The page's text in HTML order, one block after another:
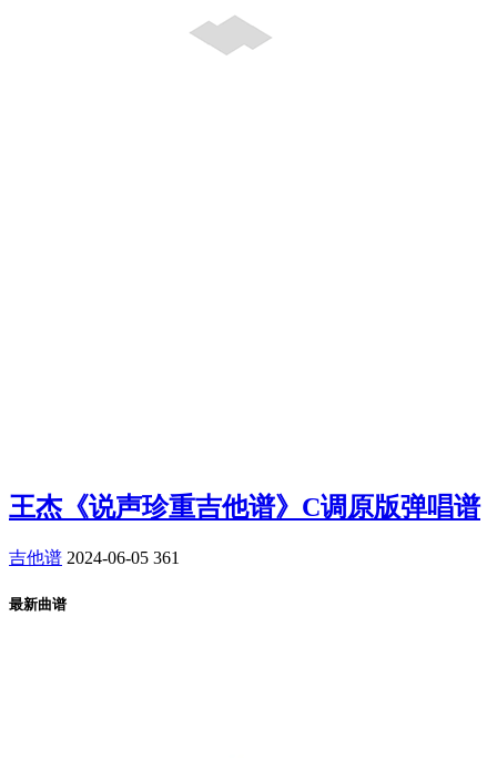
王杰《说声珍重吉他谱》C调原版弹唱谱
吉他谱 2024-06-05 361
最新曲谱